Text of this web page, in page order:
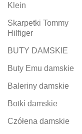
Klein
Skarpetki Tommy
Hilfiger
BUTY DAMSKIE
Buty Emu damskie
Baleriny damskie
Botki damskie
Czółena damskie